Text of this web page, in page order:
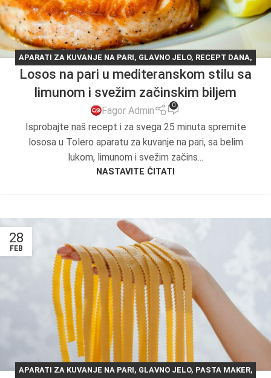
APARATI ZA KUVANJE NA PARI, GLAVNO JELO, RECEPT DANA,
RECEPTI
Losos na pari u mediteranskom stilu sa
limunom i svežim začinskim biljem
Fagor Admin 0
Isprobajte naš recept i za svega 25 minuta spremite
lososa u Tolero aparatu za kuvanje na pari, sa belim
lukom, limunom i svežim začins...
NASTAVITE ČITATI
28
FEB
APARATI ZA KUVANJE NA PARI, GLAVNO JELO, PASTA MAKER,